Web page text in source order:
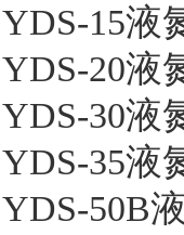
YDS-15液
YDS-20液
YDS-30液
YDS-35液
YDS-50B